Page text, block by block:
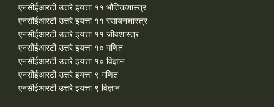
एनसीईआरटी उत्तरे इयत्ता ११ भौतिकशास्त्र
एनसीईआरटी उत्तरे इयत्ता ११ रसायनशास्त्र
एनसीईआरटी उत्तरे इयत्ता ११ जीवशास्त्र
एनसीईआरटी उत्तरे इयत्ता १० गणित
एनसीईआरटी उत्तरे इयत्ता १० विज्ञान
एनसीईआरटी उत्तरे इयत्ता ९ गणित
एनसीईआरटी उत्तरे इयत्ता ९ विज्ञान